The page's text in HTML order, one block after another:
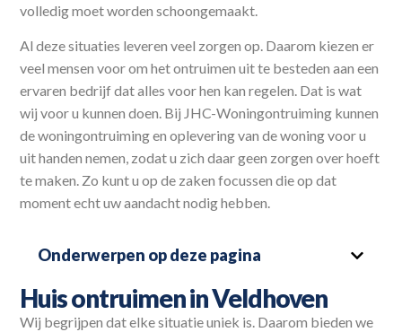
volledig moet worden schoongemaakt.
Al deze situaties leveren veel zorgen op. Daarom kiezen er
veel mensen voor om het ontruimen uit te besteden aan een
ervaren bedrijf dat alles voor hen kan regelen. Dat is wat
wij voor u kunnen doen. Bij JHC-Woningontruiming kunnen
de woningontruiming en oplevering van de woning voor u
uit handen nemen, zodat u zich daar geen zorgen over hoeft
te maken. Zo kunt u op de zaken focussen die op dat
moment echt uw aandacht nodig hebben.
Onderwerpen op deze pagina
Huis ontruimen in Veldhoven
Wij begrijpen dat elke situatie uniek is. Daarom bieden we